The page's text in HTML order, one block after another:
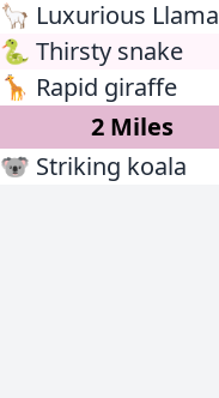
🦙 Luxurious Llama
🐍 Thirsty snake
🦒 Rapid giraffe
2 Miles
🐨 Striking koala